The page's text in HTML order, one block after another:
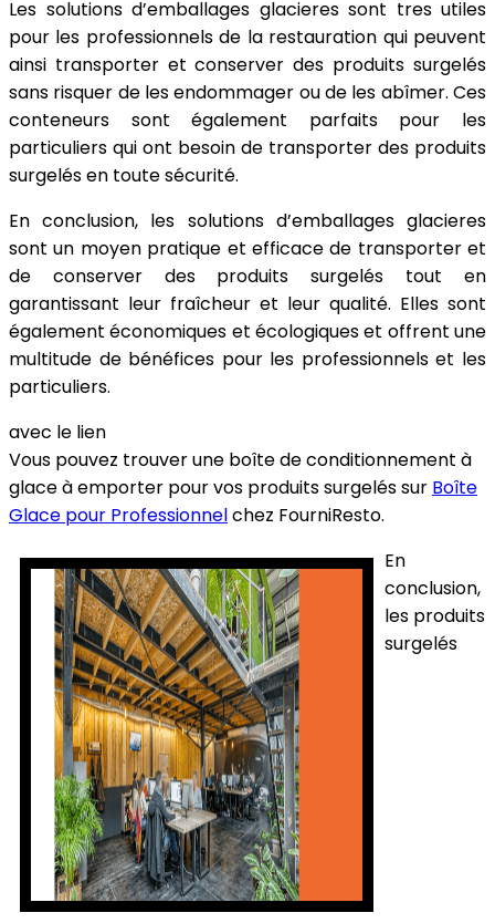
Les solutions d’emballages glacieres sont tres utiles
pour les professionnels de la restauration qui peuvent
ainsi transporter et conserver des produits surgelés
sans risquer de les endommager ou de les abîmer. Ces
conteneurs sont également parfaits pour les
particuliers qui ont besoin de transporter des produits
surgelés en toute sécurité.
En conclusion, les solutions d’emballages glacieres
sont un moyen pratique et efficace de transporter et
de conserver des produits surgelés tout en
garantissant leur fraîcheur et leur qualité. Elles sont
également économiques et écologiques et offrent une
multitude de bénéfices pour les professionnels et les
particuliers.
avec le lien
Vous pouvez trouver une boîte de conditionnement à
glace à emporter pour vos produits surgelés sur Boîte
Glace pour Professionnelchez FourniResto.
En
conclusion,
les produits
surgelés